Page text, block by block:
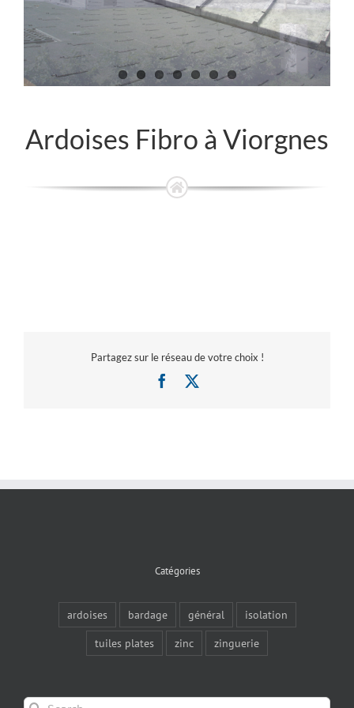
Ardoises Fibro à Viorgnes
Partagez sur le réseau de votre choix !
Facebook
Catégories
ardoises bardage général
isolation
tuiles plates
zinc zinguerie
Search